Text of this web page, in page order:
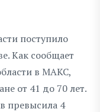
поступило
Как сообщает
в МАКС,
от 41 до 70 лет.
превысила 4